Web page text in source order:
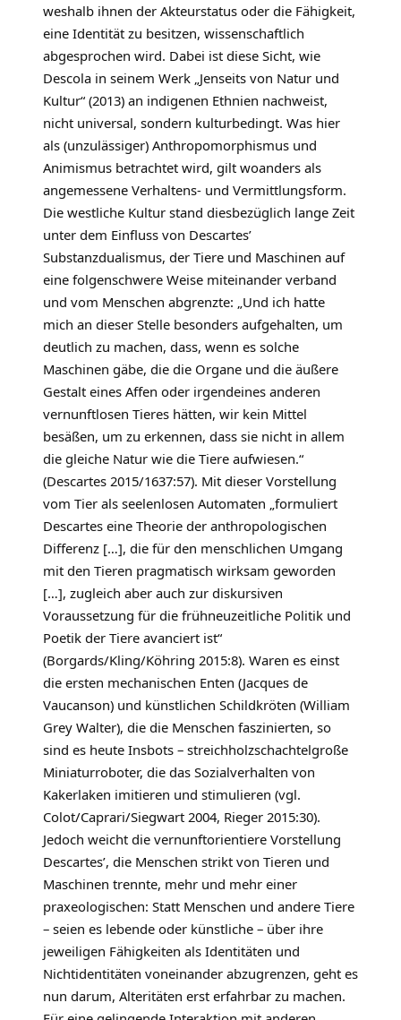
weshalb ihnen der Akteurstatus oder die Fähigkeit,
eine Identität zu besitzen, wissenschaftlich
abgesprochen wird. Dabei ist diese Sicht, wie
Descola in seinem Werk „Jenseits von Natur und
Kultur“ (2013) an indigenen Ethnien nachweist,
nicht universal, sondern kulturbedingt. Was hier
als (unzulässiger) Anthropomorphismus und
Animismus betrachtet wird, gilt woanders als
angemessene Verhaltens- und Vermittlungsform.
Die westliche Kultur stand diesbezüglich lange Zeit
unter dem Einfluss von Descartes’
Substanzdualismus, der Tiere und Maschinen auf
eine folgenschwere Weise miteinander verband
und vom Menschen abgrenzte: „Und ich hatte
mich an dieser Stelle besonders aufgehalten, um
deutlich zu machen, dass, wenn es solche
Maschinen gäbe, die die Organe und die äußere
Gestalt eines Affen oder irgendeines anderen
vernunftlosen Tieres hätten, wir kein Mittel
besäßen, um zu erkennen, dass sie nicht in allem
die gleiche Natur wie die Tiere aufwiesen.“
(Descartes 2015/1637:57). Mit dieser Vorstellung
vom Tier als seelenlosen Automaten „formuliert
Descartes eine Theorie der anthropologischen
Differenz […], die für den menschlichen Umgang
mit den Tieren pragmatisch wirksam geworden
[…], zugleich aber auch zur diskursiven
Voraussetzung für die frühneuzeitliche Politik und
Poetik der Tiere avanciert ist“
(Borgards/Kling/Köhring 2015:8). Waren es einst
die ersten mechanischen Enten (Jacques de
Vaucanson) und künstlichen Schildkröten (William
Grey Walter), die die Menschen faszinierten, so
sind es heute Insbots – streichholzschachtelgroße
Miniaturroboter, die das Sozialverhalten von
Kakerlaken imitieren und stimulieren (vgl.
Colot/Caprari/Siegwart 2004, Rieger 2015:30).
Jedoch weicht die vernunftorientiere Vorstellung
Descartes’, die Menschen strikt von Tieren und
Maschinen trennte, mehr und mehr einer
praxeologischen: Statt Menschen und andere Tiere
– seien es lebende oder künstliche – über ihre
jeweiligen Fähigkeiten als Identitäten und
Nichtidentitäten voneinander abzugrenzen, geht es
nun darum, Alteritäten erst erfahrbar zu machen.